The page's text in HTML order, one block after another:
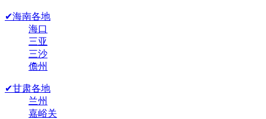
✔海南各地
海口
三亚
三沙
儋州
✔甘肃各地
兰州
嘉峪关